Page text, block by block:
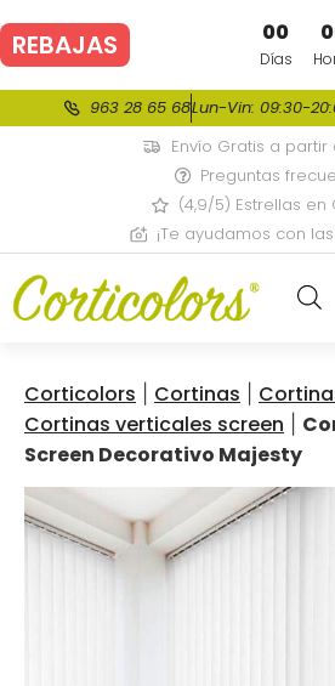
REBAJAS DE VERANO00
Días
963 28 65 68Lun-Vin: 09:30-
Envío Gratis a
Preguntas
(4,9/5) Estrellas en
¡Te ayudamos con
Corticolors Cortinas
Cortinas verticales screen
Screen Decorativo Majesty